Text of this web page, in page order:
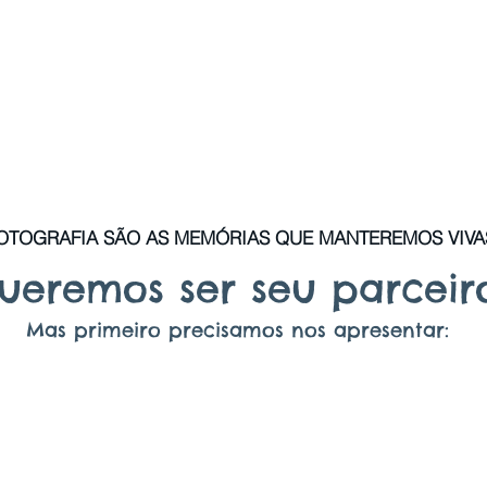
ser seu
Mas primeiro precisamos nos apresentar:
SÃO AS MEMÓRIAS QUE MANTEREMOS